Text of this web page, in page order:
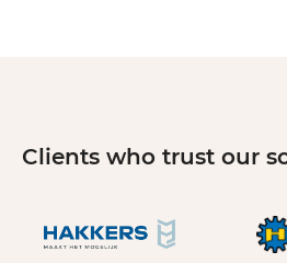
Clients who trust our